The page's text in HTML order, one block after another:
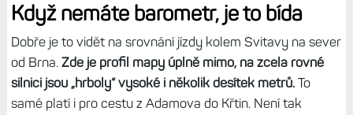
Když nemáte barometr, je to bída
Dobře je to vidět na srovnání jízdy kolem Svitavy na sever
od Brna. Zde je profil mapy úplně mimo, na zcela rovné
silnici jsou „hrboly“ vysoké i několik desítek metrů.To
samé platí i pro cestu z Adamova do Křtin. Není tak